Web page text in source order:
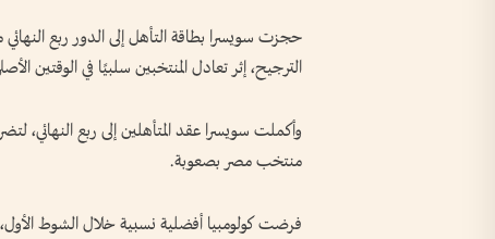
الترجيح، إثر تعادل المنتخبين سلبيًا في الوقتين
وأكملت سويسرا عقد المتأهلين إلى ربع النهائي،
منتخب مصر بصعوبة.
فرضت كولومبيا أفضلية نسبية خلال الشوط